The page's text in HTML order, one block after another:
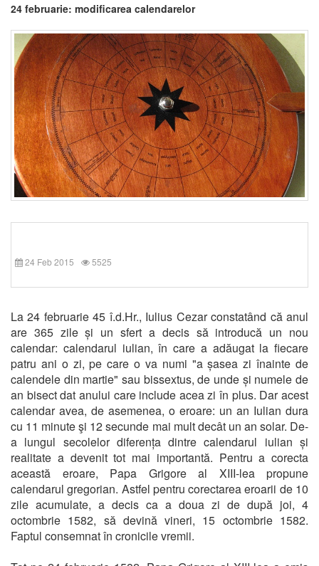
24 februarie: modificarea calendarelor
24 Feb 2015 5525
La 24 februarie 45 î.d.Hr., Iulius Cezar constatând că anul
are 365 zile și un sfert a decis să introducă un nou
calendar: calendarul iulian, în care a adăugat la fiecare
patru ani o zi, pe care o va numi "a șasea zi înainte de
calendele din martie" sau bissextus, de unde și numele de
an bisect dat anului care include acea zi în plus. Dar acest
calendar avea, de asemenea, o eroare: un an Iulian dura
cu 11 minute şi 12 secunde mai mult decât un an solar. De-
a lungul secolelor diferența dintre calendarul iulian și
realitate a devenit tot mai importantă. Pentru a corecta
această eroare, Papa Grigore al XIII-lea propune
calendarul gregorian. Astfel pentru corectarea eroarii de 10
zile acumulate, a decis ca a doua zi de după joi, 4
octombrie 1582, să devină vineri, 15 octombrie 1582.
Faptul consemnat în cronicile vremii.